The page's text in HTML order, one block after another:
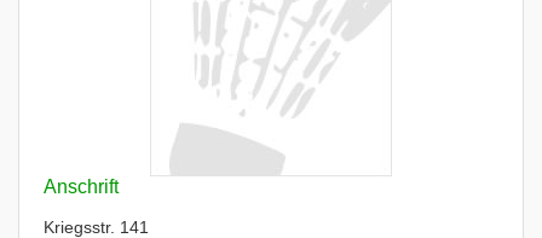
Anschrift
Kriegsstr. 141